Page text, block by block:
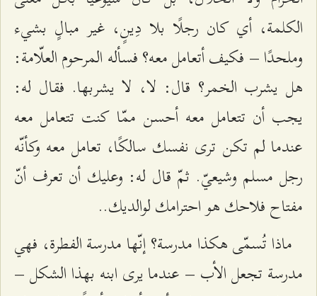
الكلمة، أي كان رجلًا بلا دِينٍ، غير مبالٍ بشيء
وملحدًا – فكيف أتعامل معه؟ فسأله المرحوم العلّامة:
هل يشرب الخمر؟ قال: لا، لا يشربها. فقال له:
يجب أن تتعامل معه أحسن ممّا كنت تتعامل معه
عندما لم تكن ترى نفسك سالكًا، تعامل معه وكأنّه
رجل مسلم وشيعيّ. ثمّ قال له: وعليك أن تعرف أنّ
مفتاح فلاحك هو احترامك لوالديك..
ماذا تُسمّى هكذا مدرسة؟ إنّها مدرسة الفطرة، فهي
مدرسة تجعل الأب – عندما يرى ابنه بهذا الشكل –